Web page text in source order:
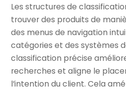
Les structures de
trouver des produits de
des menus de navigation
catégories et des systèmes
classification précise
recherches et aligne le
l’intention du client. Cela